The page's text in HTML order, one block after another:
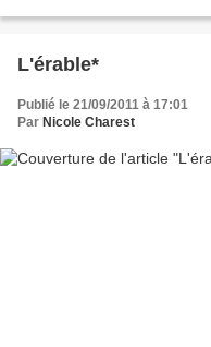
L'érable*
Publié le 21/09/2011 à 17:01
Par Nicole Charest